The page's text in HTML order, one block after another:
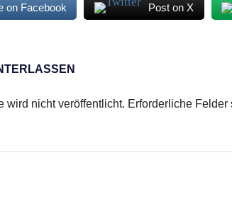
on Facebook Post on X
wird nicht veröffentlicht. Erforderliche Felder